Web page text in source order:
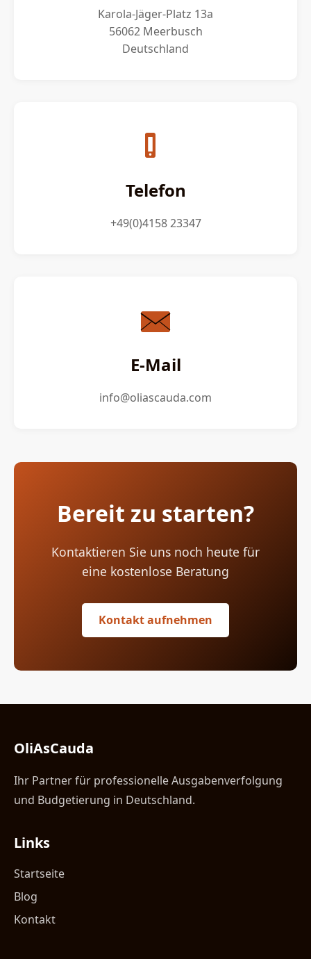
Karola-Jäger-Platz 13a
56062 Meerbusch
Deutschland
Telefon
+49(0)4158 23347
E-Mail
info@oliascauda.com
Bereit zu starten?
Kontaktieren Sie uns noch heute für
eine kostenlose Beratung
Kontakt aufnehmen
OliAsCauda
Ihr Partner für professionelle Ausgabenverfolgung
und Budgetierung in Deutschland.
Links
Startseite
Blog
Kontakt